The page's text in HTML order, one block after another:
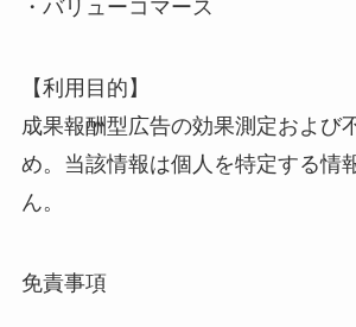
・バリューコマース
【利用目的】
成果報酬型広告の効果測定および
め。当該情報は個人を特定する情
ん。
免責事項